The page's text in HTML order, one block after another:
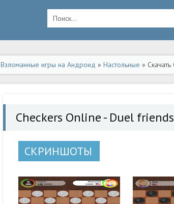
Взломанные игры на Андроид » Настольные »
Checkers Online - Duel friends
СКРИНШОТЫ